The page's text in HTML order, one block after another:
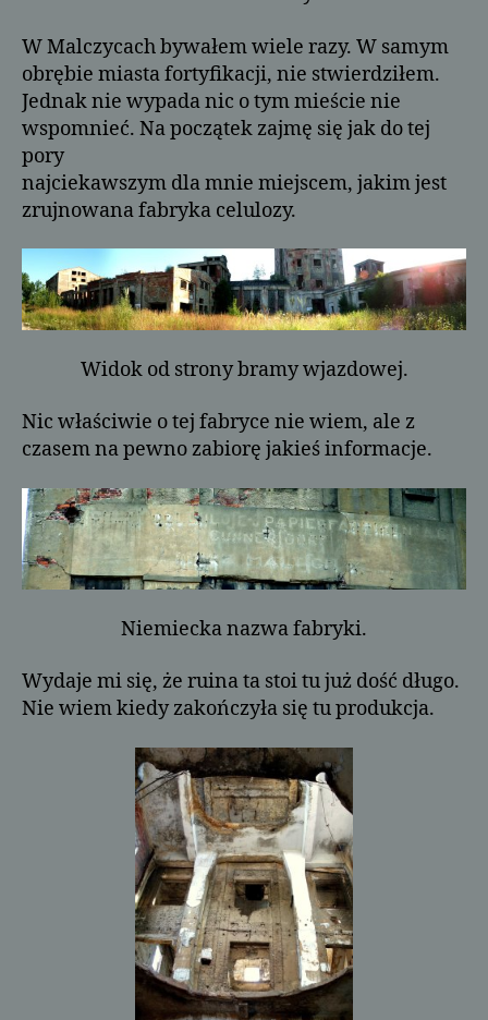
W Malczycach bywałem wiele razy. W samym
obrębie miasta fortyfikacji, nie stwierdziłem.
Jednak nie wypada nic o tym mieście nie
wspomnieć. Na początek zajmę się jak do tej
pory
najciekawszym dla mnie miejscem, jakim jest
zrujnowana fabryka celulozy.
Widok od strony bramy wjazdowej.
Nic właściwie o tej fabryce nie wiem, ale z
czasem na pewno zabiorę jakieś informacje.
Niemiecka nazwa fabryki.
Wydaje mi się, że ruina ta stoi tu już dość długo.
Nie wiem kiedy zakończyła się tu produkcja.